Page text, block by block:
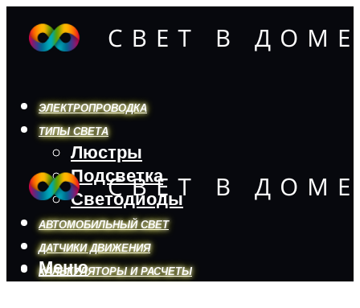
ЭЛЕКТРОПРОВОДКА
ТИПЫ СВЕТА
Люстры
Подсветка
Светодиоды
АВТОМОБИЛЬНЫЙ СВЕТ
ДАТЧИКИ ДВИЖЕНИЯ
КАЛЬКУЛЯТОРЫ И РАСЧЕТЫ
Меню